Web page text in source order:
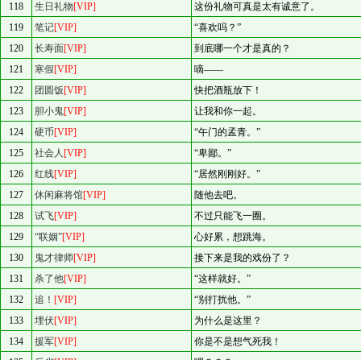
118
生日礼物[VIP]
这份礼物可真是太有诚意了。
119
笔记[VIP]
“喜欢吗？”
120
长寿面[VIP]
到底哪一个才是真的？
121
寒假[VIP]
嘀——
122
团圆饭[VIP]
快把酒瓶放下！
123
胆小鬼[VIP]
让我和你一起。
124
硬币[VIP]
“午门的孟青。”
125
社会人 [VIP]
“卑鄙。”
126
红线[VIP]
“居然刚刚好。”
127
休闲麻将馆[VIP]
随他去吧。
128
试飞[VIP]
不过只能飞一圈。
129
“联姻”[VIP]
心好累，想跳海。
130
鬼才律师[VIP]
接下来是我的戏份了？
131
杀了他[VIP]
“这样就好。”
132
追！ [VIP]
“别打扰他。”
133
埋伏[VIP]
为什么是这里？
134
援军[VIP]
你是不是想气死我！